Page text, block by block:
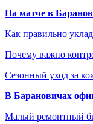
На матче в
Как правильно
Почему важно
Сезонный уход за
В Барановичах
Малый ремонтный